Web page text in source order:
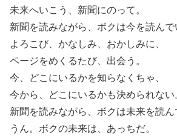
未来へいこう、新聞にのって。
新聞を読みながら、ボクは今を読んで
よろこび、かなしみ、おかしみに、
ページをめくるたび、出会う。
今、どこにいるかを知らなくちゃ、
今から、どこにいるかも決められない
新聞を読みながら、ボクは未来を読ん
うん。ボクの未来は、あっちだ。